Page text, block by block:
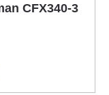
CFX340-3